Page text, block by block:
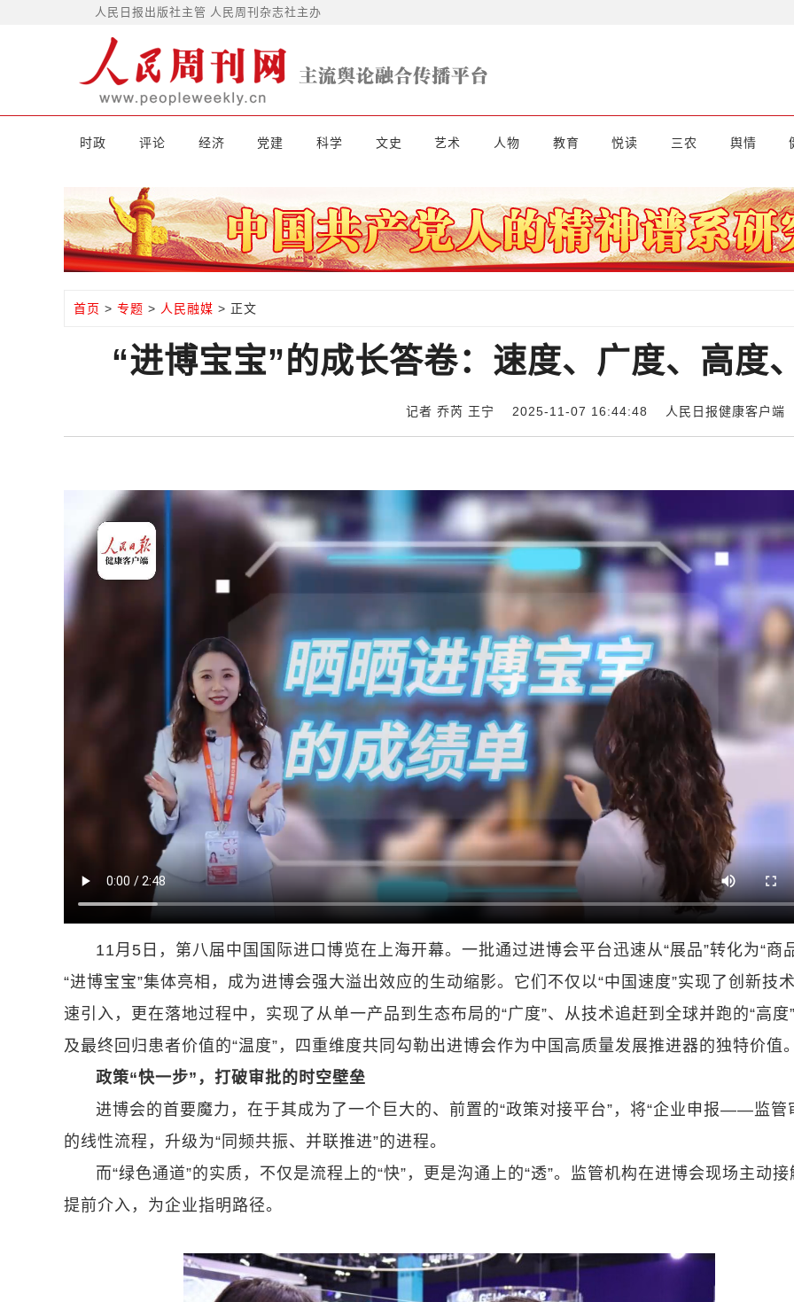
人民日报出版社主管 人民周刊杂志社主办
时政 评论 经济 党建 科学 文史 艺术 人物 教育 悦读 三农 舆情
首页 > 专题 > 人民融媒 > 正文
“进博宝宝”的成长答卷：速度、广度、高度
记者 乔芮 王宁 2025-11-07 16:44:48 人民日报健康客户端
11月5日，第八届中国国际进口博览在上海开幕。一批通过进博会平台迅速从“展品”转化为“商
“进博宝宝”集体亮相，成为进博会强大溢出效应的生动缩影。它们不仅以“中国速度”实现了创新技
速引入，更在落地过程中，实现了从单一产品到生态布局的“广度”、从技术追赶到全球并跑的“高度
及最终回归患者价值的“温度”，四重维度共同勾勒出进博会作为中国高质量发展推进器的独特价值。
政策“快一步”，打破审批的时空壁垒
进博会的首要魔力，在于其成为了一个巨大的、前置的“政策对接平台”，将“企业申报——监管
的线性流程，升级为“同频共振、并联推进”的进程。
而“绿色通道”的实质，不仅是流程上的“快”，更是沟通上的“透”。监管机构在进博会现场主动接
提前介入，为企业指明路径。